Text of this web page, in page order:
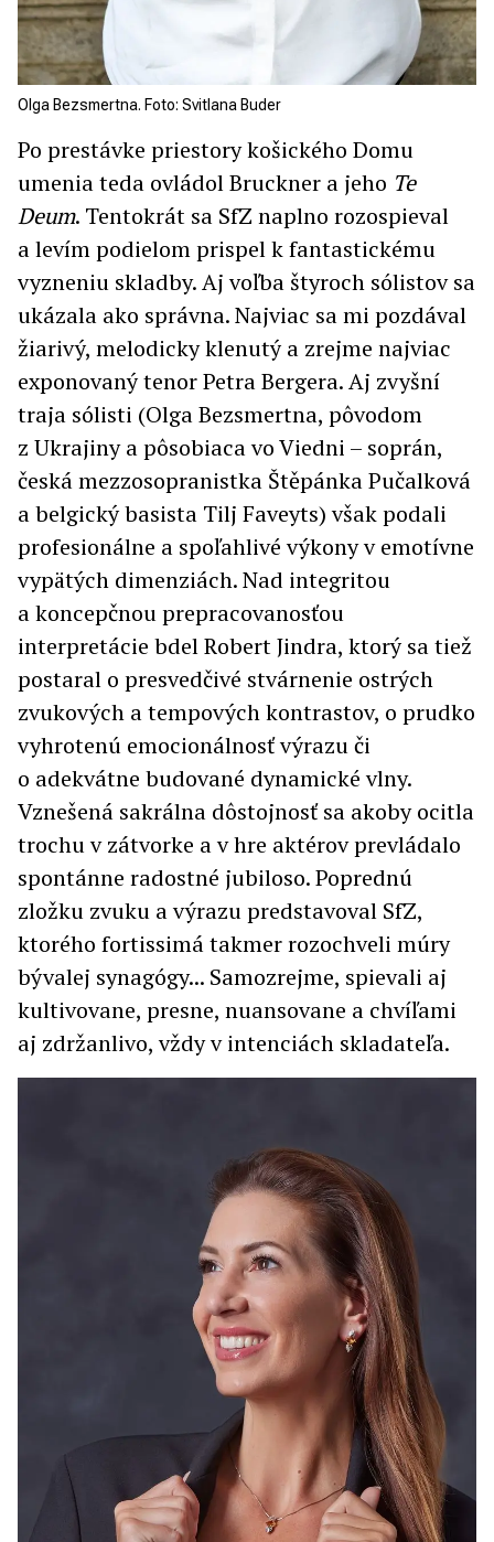
Olga Bezsmertna. Foto: Svitlana Buder
Po prestávke priestory košického Domu
umenia teda ovládol Bruckner a jeho Te
Deum. Tentokrát sa SfZ naplno rozospieval
a levím podielom prispel k fantastickému
vyzneniu skladby. Aj voľba štyroch sólistov sa
ukázala ako správna. Najviac sa mi pozdával
žiarivý, melodicky klenutý a zrejme najviac
exponovaný tenor Petra Bergera. Aj zvyšní
traja sólisti (Olga Bezsmertna, pôvodom
z Ukrajiny a pôsobiaca vo Viedni – soprán,
česká mezzosopranistka Štěpánka Pučalková
a belgický basista Tilj Faveyts) však podali
profesionálne a spoľahlivé výkony v emotívne
vypätých dimenziách. Nad integritou
a koncepčnou prepracovanosťou
interpretácie bdel Robert Jindra, ktorý sa tiež
postaral o presvedčivé stvárnenie ostrých
zvukových a tempových kontrastov, o prudko
vyhrotenú emocionálnosť výrazu či
o adekvátne budované dynamické vlny.
Vznešená sakrálna dôstojnosť sa akoby ocitla
trochu v zátvorke a v hre aktérov prevládalo
spontánne radostné jubiloso. Poprednú
zložku zvuku a výrazu predstavoval SfZ,
ktorého fortissimá takmer rozochveli múry
bývalej synagógy... Samozrejme, spievali aj
kultivovane, presne, nuansovane a chvíľami
aj zdržanlivo, vždy v intenciách skladateľa.